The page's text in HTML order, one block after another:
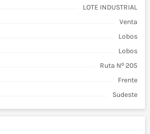
LOTE INDUSTRIAL
Venta
Lobos
Lobos
Ruta Nº 205
Frente
Sudeste